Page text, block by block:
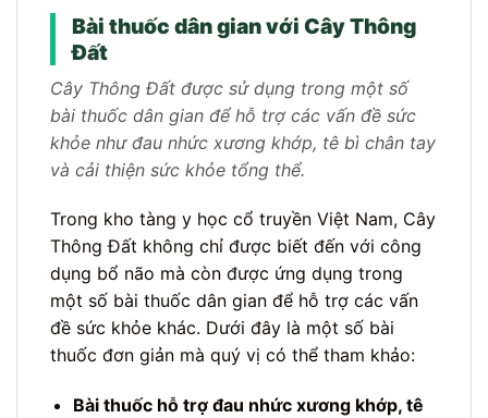
Bài thuốc dân gian với Cây Thông
Đất
Cây Thông Đất được sử dụng trong một số
bài thuốc dân gian để hỗ trợ các vấn đề sức
khỏe như đau nhức xương khớp, tê bì chân tay
và cải thiện sức khỏe tổng thể.
Trong kho tàng y học cổ truyền Việt Nam, Cây
Thông Đất không chỉ được biết đến với công
dụng bổ não mà còn được ứng dụng trong
một số bài thuốc dân gian để hỗ trợ các vấn
đề sức khỏe khác. Dưới đây là một số bài
thuốc đơn giản mà quý vị có thể tham khảo:
Bài thuốc hỗ trợ đau nhức xương khớp, tê